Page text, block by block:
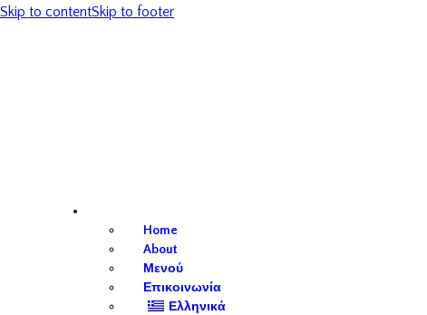
Skip to contentSkip to footer
Home
About
Μενού
Επικοινωνία
Ελληνικά